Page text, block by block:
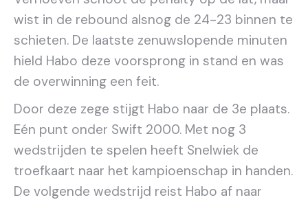
wist in de rebound alsnog de 24-23 binnen te
schieten. De laatste zenuwslopende minuten
hield Habo deze voorsprong in stand en was
de overwinning een feit.
Door deze zege stijgt Habo naar de 3e plaats.
Eén punt onder Swift 2000. Met nog 3
wedstrijden te spelen heeft Snelwiek de
troefkaart naar het kampioenschap in handen.
De volgende wedstrijd reist Habo af naar